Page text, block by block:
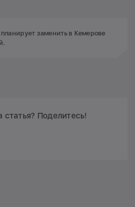
заменить в Кемерове
Поделитесь!